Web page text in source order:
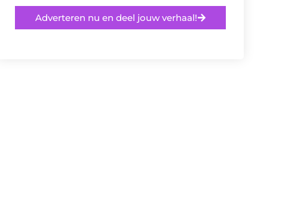
Adverteren nu en deel jouw verhaal!